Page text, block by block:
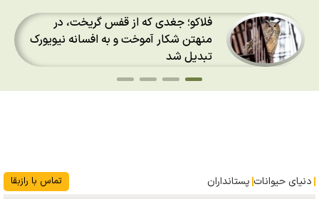
پس از ۷۰ سال؛ ببرها دوباره به سرزمین
گمشده‌شان در قزاقستان بازگشتند
دنیای حیوانات پستانداران تماس با رازبقا